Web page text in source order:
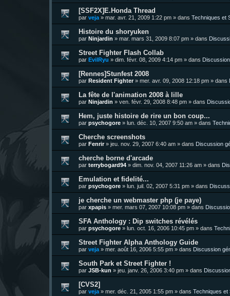
[SSF2X]E.Honda Thread
par veja » mar. avr. 21, 2009 1:22 pm » dans Techniques et
Histoire du shoryuken
par Ninjardin » mar. mars 31, 2009 8:07 pm » dans
Street Fighter Flash Collab
par EvilRyu » dim. févr. 08, 2009 4:14 pm » dans
[Rennes]Stunfest 2008
par Resident Fighter» mer. avr. 09, 2008 12:18 pm » dans
La fête de l'animation 2008 à lille
par Ninjardin » ven. févr. 29, 2008 8:48 pm » dans
Hem, juste histoire de rire un bon coup...
par psychogore » lun. déc. 10, 2007 9:50 am » dans
Cherche screenshots
par Fenrir» jeu. nov. 29, 2007 6:40 am » dans Discussion
cherche borne d'arcade
par terrybogard94 » dim. nov. 04, 2007 11:26 am » dans
Emulation et fidelité...
par psychogore » lun. juil. 02, 2007 5:31 pm » dans
je cherche un webmaster php (je paye)
par xpapis » mer. mars 07, 2007 10:08 pm » dans
SFA Anthology : Dip switches révélés
par psychogore » lun. oct. 16, 2006 10:45 pm » dans
Street Fighter Alpha Anthology Guide
par veja » mer. août 16, 2006 5:55 pm » dans Discussion
South Park et Street Fighter !
par JSB-kun » jeu. janv. 26, 2006 3:40 pm » dans
[CVS2]
par veja » mer. déc. 21, 2005 1:55 pm » dans Techniques et